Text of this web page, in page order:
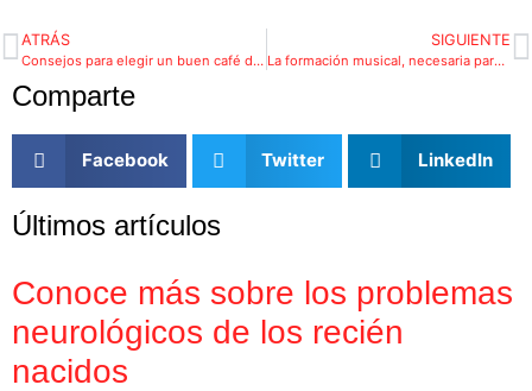
ATRÁS
Consejos para elegir un buen café de especialidad
SIGUIENTE
La formación musical, necesaria para garantizar los conciertos al aire libre del futuro
Comparte
Facebook Twitter LinkedIn
Últimos artículos
Conoce más sobre los problemas
neurológicos de los recién
nacidos